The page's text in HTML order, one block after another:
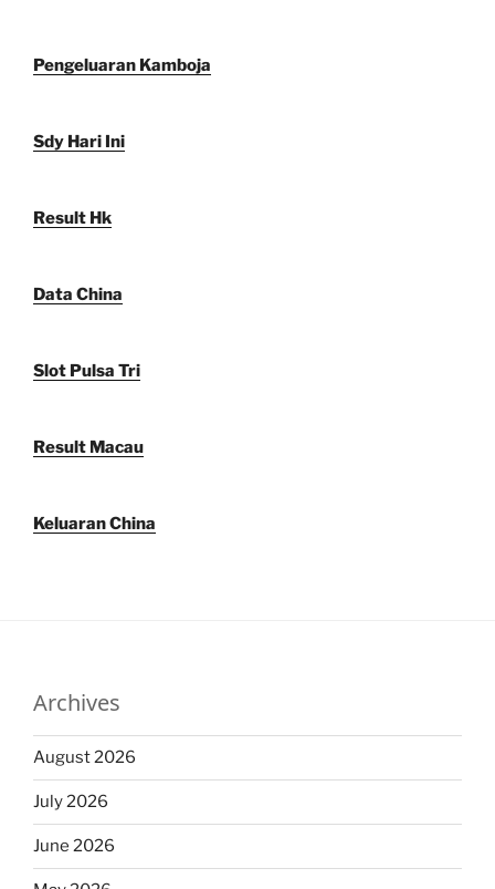
Pengeluaran Kamboja
Sdy Hari Ini
Result Hk
Data China
Slot Pulsa Tri
Result Macau
Keluaran China
Archives
August 2026
July 2026
June 2026